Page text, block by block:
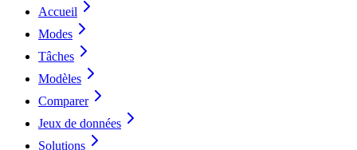
Accueil
Modes
Tâches
Modèles
Comparer
Jeux de données
Solutions